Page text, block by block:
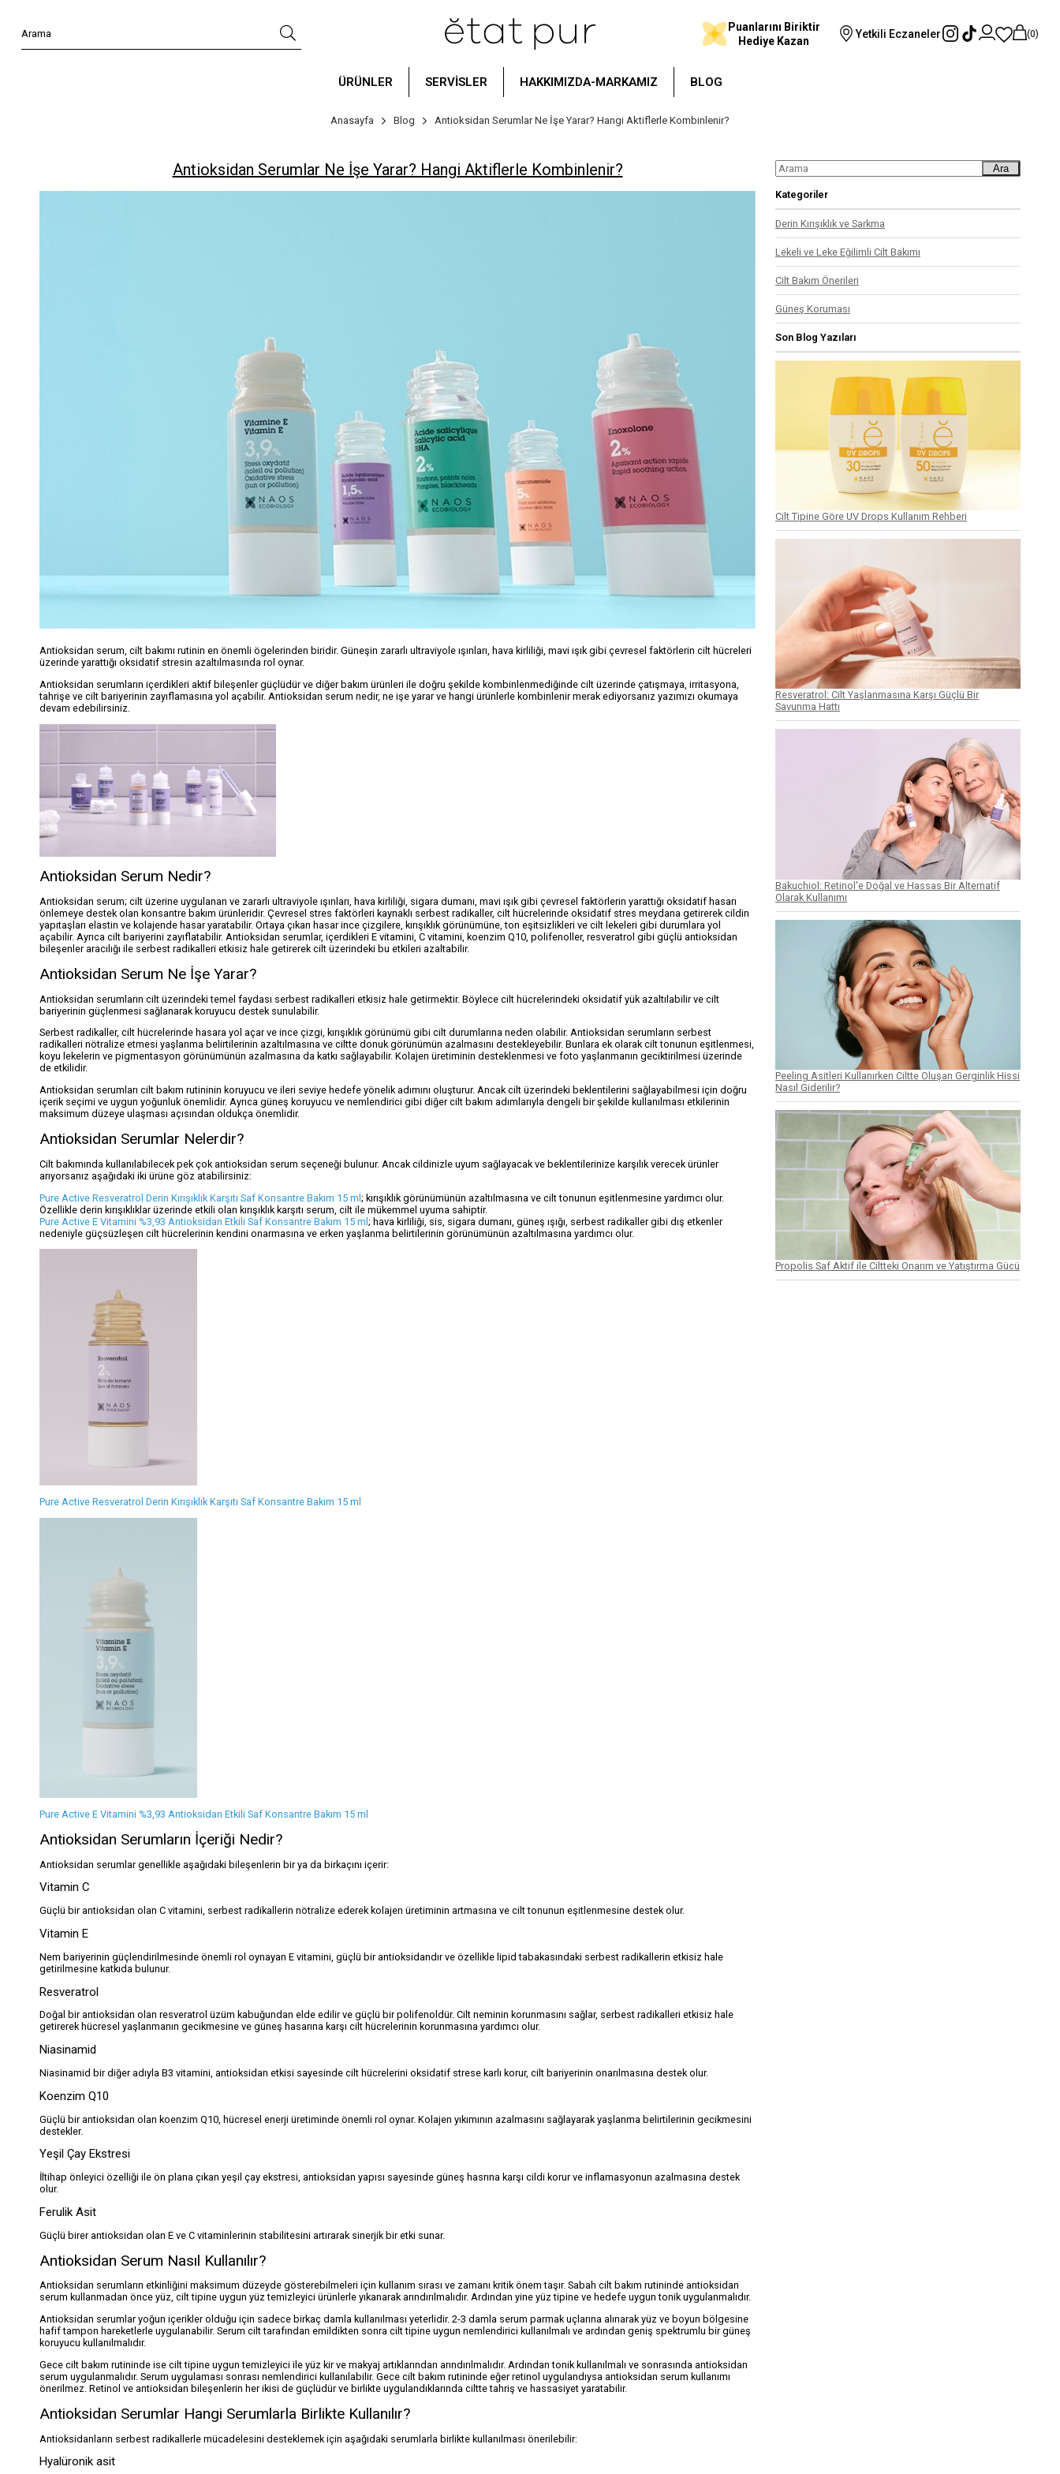
Puanlarını Biriktir
Hediye Kazan
Yetkili Eczaneler 0
ÜRÜNLER SERVİSLER HAKKIMIZDA-MARKAMIZ BLOG
Anasayfa Blog Antioksidan Serumlar Ne İşe Yarar? Hangi Aktiflerle Kombinlenir?
Antioksidan Serumlar Ne İşe Yarar? Hangi Aktiflerle Kombinlenir?
Antioksidan serum, cilt bakımı rutinin en önemli ögelerinden biridir. Güneşin zararlı ultraviyole ışınları, hava kirliliği, mavi ışık gibi çevresel faktörlerin cilt hücreleri
üzerinde yarattığı oksidatif stresin azaltılmasında rol oynar.
Antioksidan serumların içerdikleri aktif bileşenler güçlüdür ve diğer bakım ürünleri ile doğru şekilde kombinlenmediğinde cilt üzerinde çatışmaya, irritasyona,
tahrişe ve cilt bariyerinin zayıflamasına yol açabilir. Antioksidan serum nedir, ne işe yarar ve hangi ürünlerle kombinlenir merak ediyorsanız yazımızı okumaya
devam edebilirsiniz.
Antioksidan Serum Nedir?
Antioksidan serum; cilt üzerine uygulanan ve zararlı ultraviyole ışınları, hava kirliliği, sigara dumanı, mavi ışık gibi çevresel faktörlerin yarattığı oksidatif hasarı
önlemeye destek olan konsantre bakım ürünleridir. Çevresel stres faktörleri kaynaklı serbest radikaller, cilt hücrelerinde oksidatif stres meydana getirerek cildin
yapıtaşları elastin ve kolajende hasar yaratabilir. Ortaya çıkan hasar ince çizgilere, kırışıklık görünümüne, ton eşitsizlikleri ve cilt lekeleri gibi durumlara yol
açabilir. Ayrıca cilt bariyerini zayıflatabilir. Antioksidan serumlar, içerdikleri E vitamini, C vitamini, koenzim Q10, polifenoller, resveratrol gibi güçlü antioksidan
bileşenler aracılığı ile serbest radikalleri etkisiz hale getirerek cilt üzerindeki bu etkileri azaltabilir.
Antioksidan Serum Ne İşe Yarar?
Antioksidan serumların cilt üzerindeki temel faydası serbest radikalleri etkisiz hale getirmektir. Böylece cilt hücrelerindeki oksidatif yük azaltılabilir ve cilt
bariyerinin güçlenmesi sağlanarak koruyucu destek sunulabilir.
Serbest radikaller, cilt hücrelerinde hasara yol açar ve ince çizgi, kırışıklık görünümü gibi cilt durumlarına neden olabilir. Antioksidan serumların serbest
radikalleri nötralize etmesi yaşlanma belirtilerinin azaltılmasına ve ciltte donuk görünümün azalmasını destekleyebilir. Bunlara ek olarak cilt tonunun eşitlenmesi,
koyu lekelerin ve pigmentasyon görünümünün azalmasına da katkı sağlayabilir. Kolajen üretiminin desteklenmesi ve foto yaşlanmanın geciktirilmesi üzerinde
de etkilidir.
Antioksidan serumları cilt bakım rutininin koruyucu ve ileri seviye hedefe yönelik adımını oluşturur. Ancak cilt üzerindeki beklentilerini sağlayabilmesi için doğru
içerik seçimi ve uygun yoğunluk önemlidir. Ayrıca güneş koruyucu ve nemlendirici gibi diğer cilt bakım adımlarıyla dengeli bir şekilde kullanılması etkilerinin
maksimum düzeye ulaşması açısından oldukça önemlidir.
Antioksidan Serumlar Nelerdir?
Cilt bakımında kullanılabilecek pek çok antioksidan serum seçeneği bulunur. Ancak cildinizle uyum sağlayacak ve beklentilerinize karşılık verecek ürünler
arıyorsanız aşağıdaki iki ürüne göz atabilirsiniz:
Pure Active Resveratrol Derin Kırışıklık Karşıtı Saf Konsantre Bakım 15 ml; kırışıklık görünümünün azaltılmasına ve cilt tonunun eşitlenmesine yardımcı olur.
Özellikle derin kırışıklıklar üzerinde etkili olan kırışıklık karşıtı serum, cilt ile mükemmel uyuma sahiptir.
Pure Active E Vitamini %3,93 Antioksidan Etkili Saf Konsantre Bakım 15 ml; hava kirliliği, sis, sigara dumanı, güneş ışığı, serbest radikaller gibi dış etkenler
nedeniyle güçsüzleşen cilt hücrelerinin kendini onarmasına ve erken yaşlanma belirtilerinin görünümünün azaltılmasına yardımcı olur.
Pure Active Resveratrol Derin Kırışıklık Karşıtı Saf Konsantre Bakım 15 ml
Pure Active E Vitamini %3,93 Antioksidan Etkili Saf Konsantre Bakım 15 ml
Antioksidan Serumların İçeriği Nedir?
Antioksidan serumlar genellikle aşağıdaki bileşenlerin bir ya da birkaçını içerir:
Vitamin C
Güçlü bir antioksidan olan C vitamini, serbest radikallerin nötralize ederek kolajen üretiminin artmasına ve cilt tonunun eşitlenmesine destek olur.
Vitamin E
Nem bariyerinin güçlendirilmesinde önemli rol oynayan E vitamini, güçlü bir antioksidandır ve özellikle lipid tabakasındaki serbest radikallerin etkisiz hale
getirilmesine katkıda bulunur.
Resveratrol
Doğal bir antioksidan olan resveratrol üzüm kabuğundan elde edilir ve güçlü bir polifenoldür. Cilt neminin korunmasını sağlar, serbest radikalleri etkisiz hale
getirerek hücresel yaşlanmanın gecikmesine ve güneş hasarına karşı cilt hücrelerinin korunmasına yardımcı olur.
Niasinamid
Niasinamid bir diğer adıyla B3 vitamini, antioksidan etkisi sayesinde cilt hücrelerini oksidatif strese karlı korur, cilt bariyerinin onarılmasına destek olur.
Koenzim Q10
Güçlü bir antioksidan olan koenzim Q10, hücresel enerji üretiminde önemli rol oynar. Kolajen yıkımının azalmasını sağlayarak yaşlanma belirtilerinin gecikmesini
destekler.
Yeşil Çay Ekstresi
İltihap önleyici özelliği ile ön plana çıkan yeşil çay ekstresi, antioksidan yapısı sayesinde güneş hasrına karşı cildi korur ve inflamasyonun azalmasına destek
olur.
Ferulik Asit
Güçlü birer antioksidan olan E ve C vitaminlerinin stabilitesini artırarak sinerjik bir etki sunar.
Antioksidan Serum Nasıl Kullanılır?
Antioksidan serumların etkinliğini maksimum düzeyde gösterebilmeleri için kullanım sırası ve zamanı kritik önem taşır. Sabah cilt bakım rutininde antioksidan
serum kullanmadan önce yüz, cilt tipine uygun yüz temizleyici ürünlerle yıkanarak arındırılmalıdır. Ardından yine yüz tipine ve hedefe uygun tonik uygulanmalıdır.
Antioksidan serumlar yoğun içerikler olduğu için sadece birkaç damla kullanılması yeterlidir. 2-3 damla serum parmak uçlarına alınarak yüz ve boyun bölgesine
hafif tampon hareketlerle uygulanabilir. Serum cilt tarafından emildikten sonra cilt tipine uygun nemlendirici kullanılmalı ve ardından geniş spektrumlu bir güneş
koruyucu kullanılmalıdır.
Gece cilt bakım rutininde ise cilt tipine uygun temizleyici ile yüz kir ve makyaj artıklarından arındırılmalıdır. Ardından tonik kullanılmalı ve sonrasında antioksidan
serum uygulanmalıdır. Serum uygulaması sonrası nemlendirici kullanılabilir. Gece cilt bakım rutininde eğer retinol uygulandıysa antioksidan serum kullanımı
önerilmez. Retinol ve antioksidan bileşenlerin her ikisi de güçlüdür ve birlikte uygulandıklarında ciltte tahriş ve hassasiyet yaratabilir.
Antioksidan Serumlar Hangi Serumlarla Birlikte Kullanılır?
Antioksidanların serbest radikallerle mücadelesini desteklemek için aşağıdaki serumlarla birlikte kullanılması önerilebilir:
Hyalüronik asit
Ara
Kategoriler
Derin Kırışıklık ve Sarkma
Lekeli ve Leke Eğilimli Cilt Bakımı
Cilt Bakım Önerileri
Güneş Koruması
Son Blog Yazıları
Cilt Tipine Göre UV Drops Kullanım Rehberi
Resveratrol: Cilt Yaşlanmasına Karşı Güçlü Bir
Savunma Hattı
Bakuchiol: Retinol'e Doğal ve Hassas Bir Alternatif
Olarak Kullanımı
Peeling Asitleri Kullanırken Ciltte Oluşan Gerginlik Hissi
Nasıl Giderilir?
Propolis Saf Aktif ile Ciltteki Onarım ve Yatıştırma Gücü